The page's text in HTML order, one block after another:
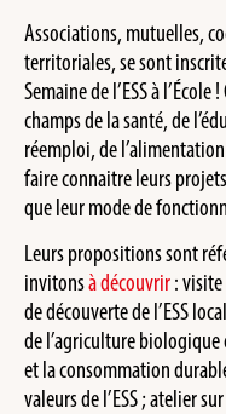
Associations, mutuelles,
territoriales, se sont
Semaine de l’ESS à
champs de la santé, de
réemploi, de
faire connaitre leurs
que leur mode de
Leurs propositions sont
invitonsà découvrir:
de découverte de l’ESS
de l’agriculture biologique
et la consommation
valeurs de l’ESS ; atelier